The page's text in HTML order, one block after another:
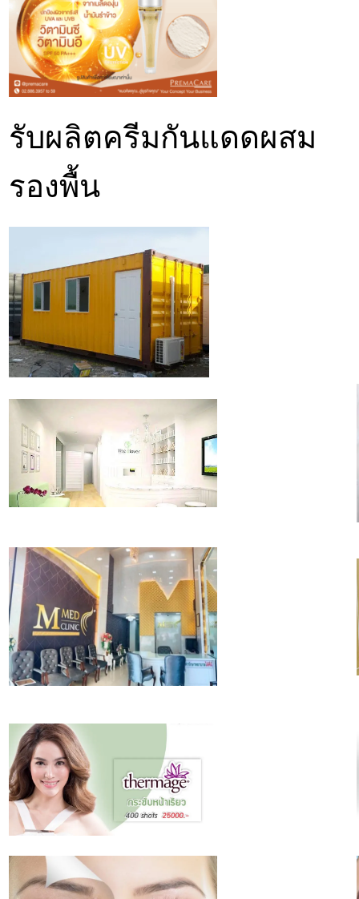
รับผลิตครีมกันแดดผสม
รองพื้น